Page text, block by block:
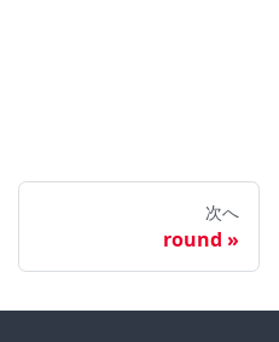
次へ
round